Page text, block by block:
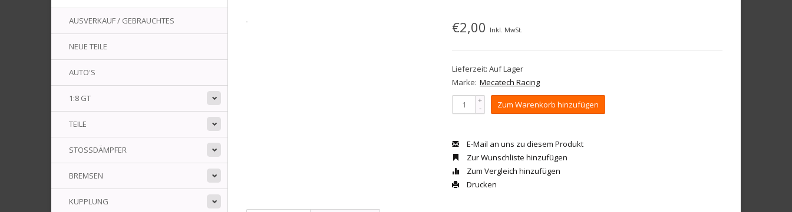
AUSVERKAUF / GEBRAUCHTES
NEUE TEILE
AUTO'S
1:8 GT
TEILE
STOSSDÄMPFER
BREMSEN
KUPPLUNG
€2,00 Inkl. MwSt.
Lieferzeit: Auf Lager
Marke: Mecatech Racing
+
- Zum Warenkorb hinzufügen
E-Mail an uns zu diesem Produkt
Zur Wunschliste hinzufügen
Zum Vergleich hinzufügen
Drucken